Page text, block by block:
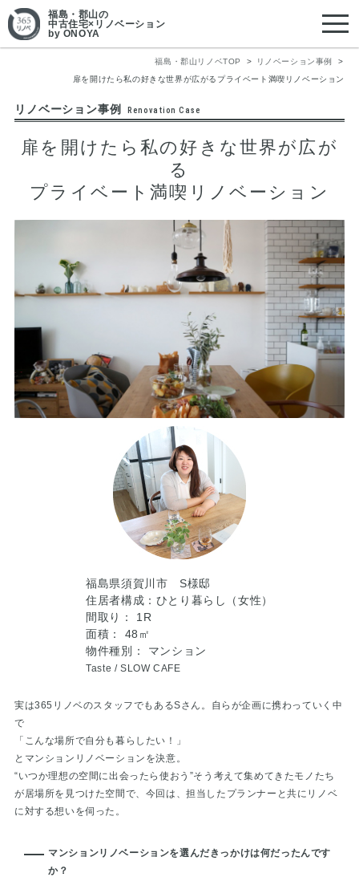
福島・郡山の
中古住宅×リノベーション
by ONOYA
福島・郡山リノベTOP
リノベーション事例
扉を開けたら私の好きな世界が広がるプライベート満喫リノベーション
リノベーション事例 Renovation Case
扉を開けたら私の好きな世界が広が
る
プライベート満喫リノベーション
福島県須賀川市 S様邸
住居者構成：ひとり暮らし（女性）
間取り： 1R
面積： 48㎡
物件種別： マンション
Taste / SLOW CAFE
実は365リノベのスタッフでもあるSさん。自らが企画に携わっていく中
で
「こんな場所で自分も暮らしたい！」
とマンションリノベーションを決意。
“いつか理想の空間に出会ったら使おう”そう考えて集めてきたモノたち
が居場所を見つけた空間で、今回は、担当したプランナーと共にリノベ
に対する想いを伺った。
マンションリノベーションを選んだきっかけは何だったんです
か？